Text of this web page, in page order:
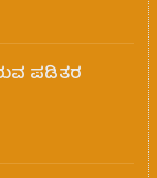
ಪಡಿತರ